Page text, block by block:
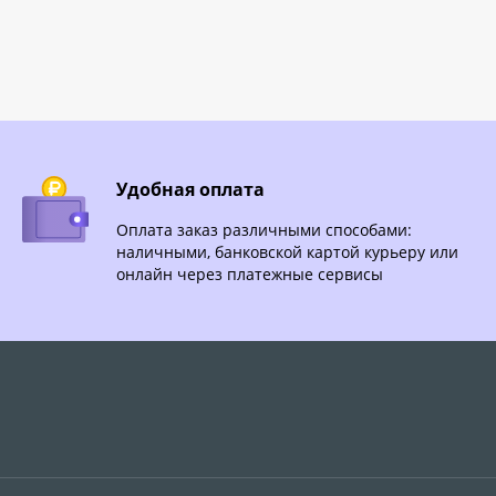
Удобная оплата
Оплата заказ различными способами:
наличными, банковской картой курьеру или
онлайн через платежные сервисы